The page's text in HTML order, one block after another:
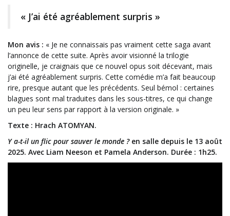
« J’ai été agréablement surpris »
Mon avis : « Je ne connaissais pas vraiment cette saga avant
l’annonce de cette suite. Après avoir visionné la trilogie
originelle, je craignais que ce nouvel opus soit décevant, mais
j’ai été agréablement surpris. Cette comédie m’a fait beaucoup
rire, presque autant que les précédents. Seul bémol : certaines
blagues sont mal traduites dans les sous-titres, ce qui change
un peu leur sens par rapport à la version originale. »
Texte : Hrach ATOMYAN.
Y a-t-il un flic pour sauver le monde ?en salle depuis le 13 août
2025. Avec Liam Neeson et Pamela Anderson. Durée : 1h25.